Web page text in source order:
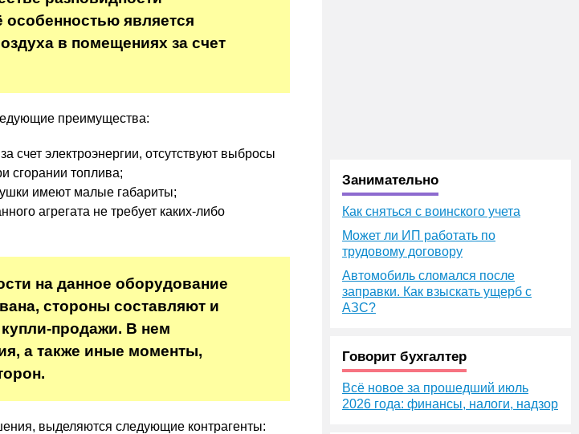
особенностью является
в помещениях за счет
преимущества:
счет электроэнергии, отсутствуют выбросы
сгорании топлива;
имеют малые габариты;
агрегата не требует каких-либо
на данное оборудование
стороны составляют и
продажи. В нем
а также иные моменты,
выделяются следующие контрагенты:
Занимательно
Как сняться с воинского учета
Может ли ИП работать по
трудовому договору
Автомобиль сломался после
заправки. Как взыскать ущерб с
АЗС?
Говорит бухгалтер
Всё новое за прошедший июль
2026 года: финансы, налоги, надзор